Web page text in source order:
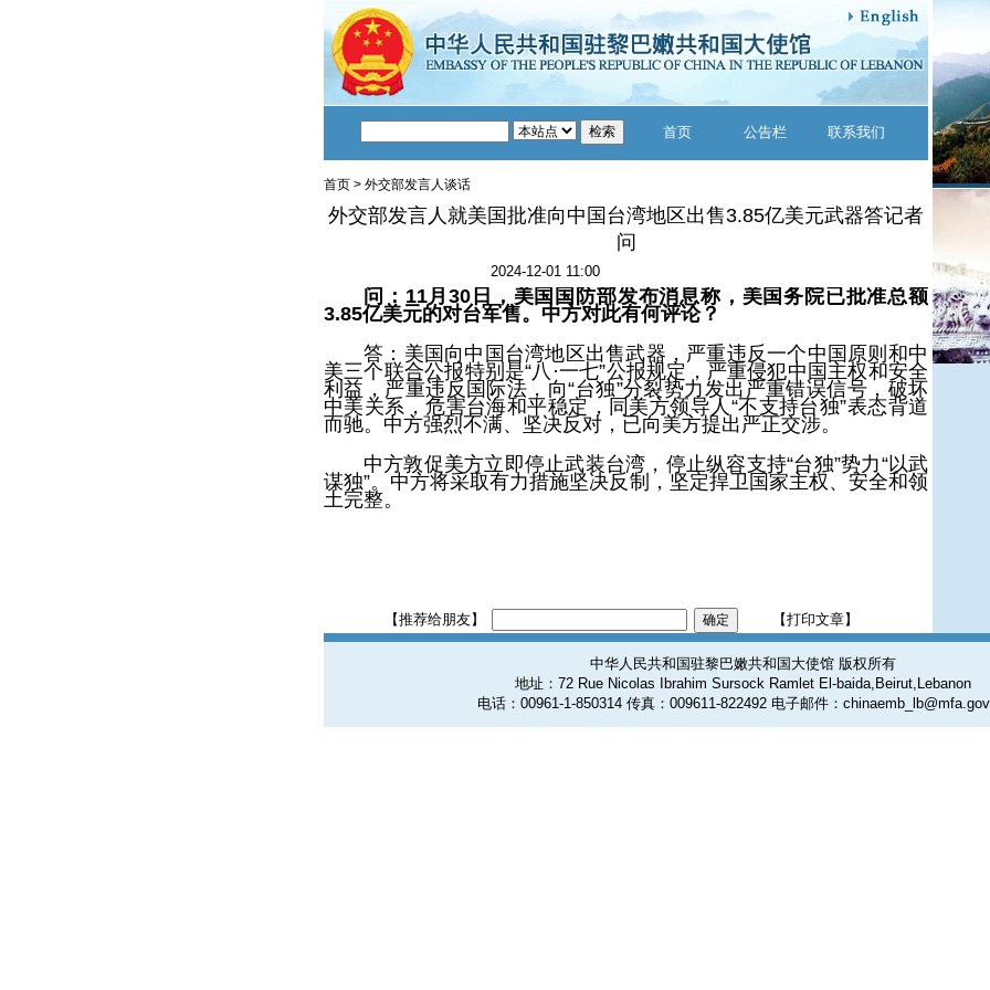
首页 公告栏 联系我们
首页 > 外交部发言人谈话
外交部发言人就美国批准向中国台湾地区出售3.85亿美元武器答记者
问
2024-12-01 11:00
问：11月30日，美国国防部发布消息称，美国务院已批准总额
3.85亿美元的对台军售。中方对此有何评论？
答：美国向中国台湾地区出售武器，严重违反一个中国原则和中
美三个联合公报特别是“八·一七”公报规定，严重侵犯中国主权和安全
利益，严重违反国际法，向“台独”分裂势力发出严重错误信号，破坏
中美关系，危害台海和平稳定，同美方领导人“不支持台独”表态背道
而驰。中方强烈不满、坚决反对，已向美方提出严正交涉。
中方敦促美方立即停止武装台湾，停止纵容支持“台独”势力“以武
谋独”。中方将采取有力措施坚决反制，坚定捍卫国家主权、安全和领
土完整。
【推荐给朋友】 【打印文章】
中华人民共和国驻黎巴嫩共和国大使馆 版权所有
地址：72 Rue Nicolas Ibrahim Sursock Ramlet El-baida,Beirut,Lebanon
电话：00961-1-850314 传真：009611-822492 电子邮件：